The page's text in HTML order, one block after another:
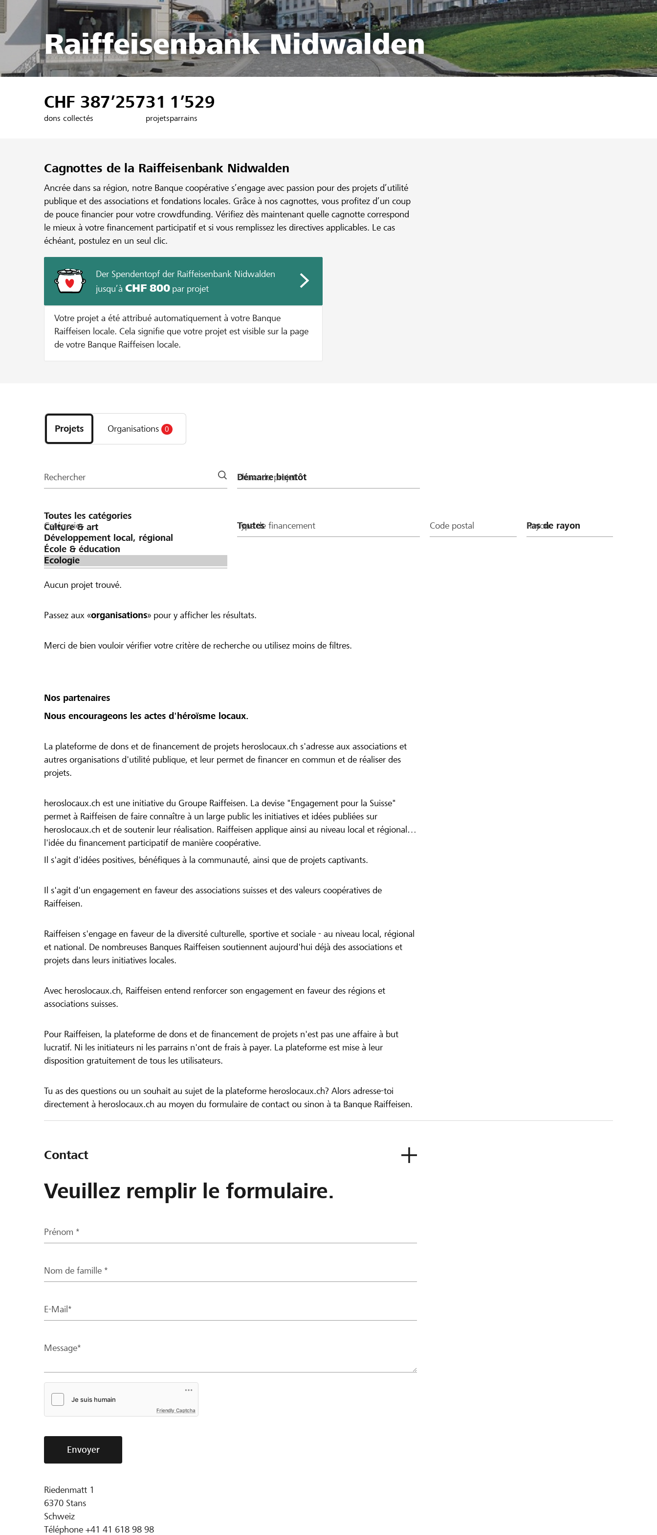
Raiffeisenbank Nidwalden
CHF 387’257
dons collectés
31
projets
1’529
parrains
Cagnottes de la Raiffeisenbank Nidwalden
Ancrée dans sa région, notre Banque coopérative s’engage avec passion pour des projets d’utilité
publique et des associations et fondations locales. Grâce à nos cagnottes, vous profitez d’un coup
de pouce financier pour votre crowdfunding. Vérifiez dès maintenant quelle cagnotte correspond
le mieux à votre financement participatif et si vous remplissez les directives applicables. Le cas
échéant, postulez en un seul clic.
Der Spendentopf der Raiffeisenbank Nidwalden
jusqu’à CHF 800par projet
Votre projet a été attribué automatiquement à votre Banque
Raiffeisen locale. Cela signifie que votre projet est visible sur la page
de votre Banque Raiffeisen locale.
les
projets
et
la
Projets Organisations 0
Rechercher Phase du projet
Catégories Type de financement Code postal Rayon
Aucun projet trouvé.
Passez aux «organisations» pour y afficher les résultats.
Merci de bien vouloir vérifier votre critère de recherche ou utilisez moins de filtres.
Nos partenaires
Nous encourageons les actes d'héroïsme locaux.
La plateforme de dons et de financement de projets heroslocaux.ch s'adresse aux associations et
autres organisations d'utilité publique, et leur permet de financer en commun et de réaliser des
projets.
heroslocaux.ch est une initiative du Groupe Raiffeisen. La devise "Engagement pour la Suisse"
permet à Raiffeisen de faire connaître à un large public les initiatives et idées publiées sur
heroslocaux.ch et de soutenir leur réalisation. Raiffeisen applique ainsi au niveau local et régional
l'idée du financement participatif de manière coopérative.
Il s'agit d'idées positives, bénéfiques à la communauté, ainsi que de projets captivants.
Il s'agit d'un engagement en faveur des associations suisses et des valeurs coopératives de
Raiffeisen.
Raiffeisen s'engage en faveur de la diversité culturelle, sportive et sociale - au niveau local, régional
et national. De nombreuses Banques Raiffeisen soutiennent aujourd'hui déjà des associations et
projets dans leurs initiatives locales.
Avec heroslocaux.ch, Raiffeisen entend renforcer son engagement en faveur des régions et
associations suisses.
Pour Raiffeisen, la plateforme de dons et de financement de projets n'est pas une affaire à but
lucratif. Ni les initiateurs ni les parrains n'ont de frais à payer. La plateforme est mise à leur
disposition gratuitement de tous les utilisateurs.
Tu as des questions ou un souhait au sujet de la plateforme heroslocaux.ch? Alors adresse-toi
directement à heroslocaux.ch au moyen du formulaire de contact ou sinon à ta Banque Raiffeisen.
Contact
Veuillez remplir le formulaire.
Prénom *
Nom de famille *
E-Mail*
Message*
Friendly Captcha
Envoyer
Riedenmatt 1
6370 Stans
Schweiz
Téléphone +41 41 618 98 98